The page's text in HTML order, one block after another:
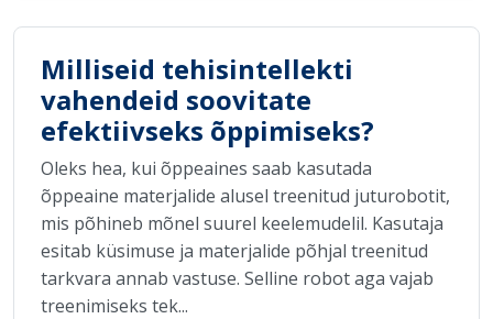
Milliseid tehisintellekti
vahendeid soovitate
efektiivseks õppimiseks?
Oleks hea, kui õppeaines saab kasutada
õppeaine materjalide alusel treenitud juturobotit,
mis põhineb mõnel suurel keelemudelil. Kasutaja
esitab küsimuse ja materjalide põhjal treenitud
tarkvara annab vastuse. Selline robot aga vajab
treenimiseks tek...